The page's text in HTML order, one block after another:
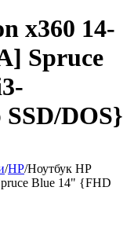
x360 14-
Spruce
SSD/DOS}
/HP/Ноутбук HP
Blue 14" {FHD